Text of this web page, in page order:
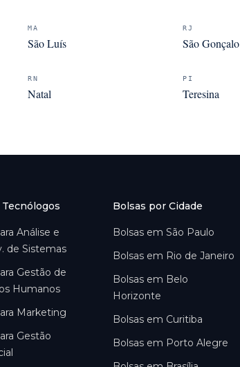
MA
São Luís
RJ
São Gonçalo
RN
Natal
PI
Teresina
Tecnólogos
Análise e
de Sistemas
Gestão de
Humanos
Marketing
Gestão
Bolsas por Cidade
Bolsas em São Paulo
Bolsas em Rio de Janeiro
Bolsas em Belo
Horizonte
Bolsas em Curitiba
Bolsas em Porto Alegre